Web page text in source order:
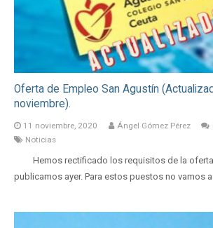
Oferta de Empleo San Agustín
noviembre).
11 noviembre, 2020 Ángel Gómez Pérez
Noticias
Hemos rectificado los requisitos de la oferta
publicamos ayer. Para estos puestos no vamos a…